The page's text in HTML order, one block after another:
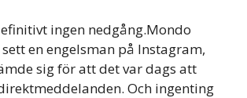
ingen nedgång.Mondo
en engelsman på Instagram,
sig för att det var dags att
Och ingenting